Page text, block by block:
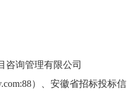
咨询管理有限公司
）、安徽省招标投标信